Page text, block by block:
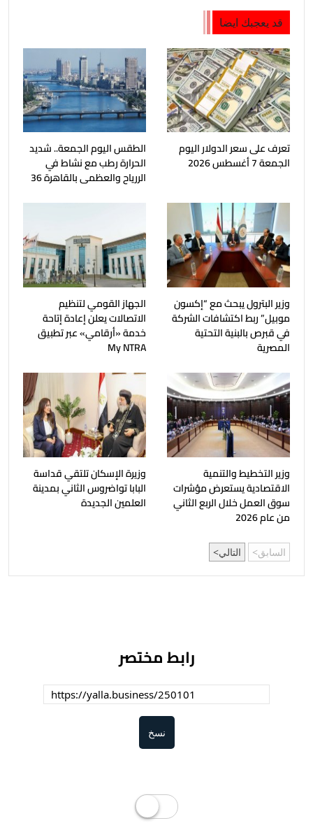
قد يعجبك ايضا
تعرف على سعر الدولار اليوم
الجمعة 7 أغسطس 2026
الطقس اليوم الجمعة.. شديد
الحرارة رطب مع نشاط في
الررياح والعظمى بالقاهرة 36
وزير البترول يبحث مع “إكسون
موبيل” ربط اكتشافات الشركة
في قبرص بالبنية التحتية
المصرية
الجهاز القومي لتنظيم
الاتصالات يعلن إعادة إتاحة
خدمة «أرقامي» عبر تطبيق
My NTRA
وزير التخطيط والتنمية
الاقتصادية يستعرض مؤشرات
سوق العمل خلال الربع الثاني
من عام 2026
وزيرة الإسكان تلتقي قداسة
البابا تواضروس الثاني بمدينة
العلمين الجديدة
السابق التالي
رابط مختصر
نسخ